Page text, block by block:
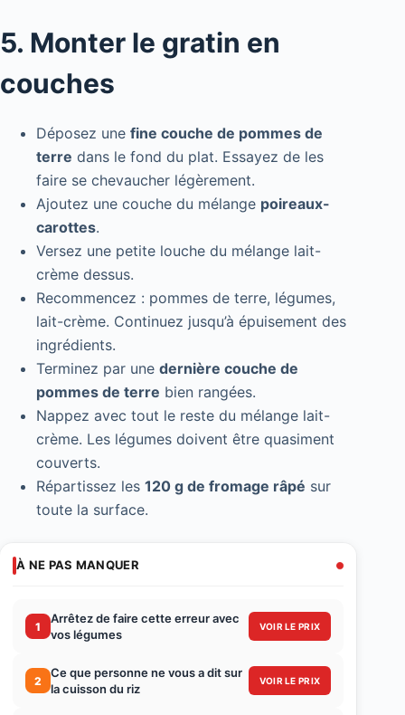
5. Monter le gratin en
couches
Déposez une fine couche de pommes de
terre dans le fond du plat. Essayez de les
faire se chevaucher légèrement.
Ajoutez une couche du mélange poireaux-
carottes.
Versez une petite louche du mélange lait-
crème dessus.
Recommencez : pommes de terre, légumes,
lait-crème. Continuez jusqu’à épuisement des
ingrédients.
Terminez par une dernière couche de
pommes de terre bien rangées.
Nappez avec tout le reste du mélange lait-
crème. Les légumes doivent être quasiment
couverts.
Répartissez les 120 g de fromage râpé sur
toute la surface.
À NE PAS MANQUER
1
Arrêtez de faire cette erreur avec
vos légumes
VOIR LE PRIX
2
Ce que personne ne vous a dit sur
la cuisson du riz
VOIR LE PRIX